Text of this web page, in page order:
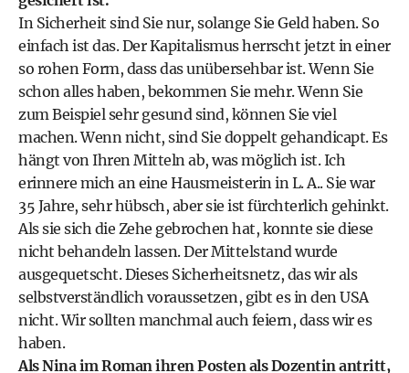
In Sicherheit sind Sie nur, solange Sie Geld haben. So
einfach ist das. Der Kapitalismus herrscht jetzt in einer
so rohen Form, dass das unübersehbar ist. Wenn Sie
schon alles haben, bekommen Sie mehr. Wenn Sie
zum Beispiel sehr gesund sind, können Sie viel
machen. Wenn nicht, sind Sie doppelt gehandicapt. Es
hängt von Ihren Mitteln ab, was möglich ist. Ich
erinnere mich an eine Hausmeisterin in L. A.. Sie war
35 Jahre, sehr hübsch, aber sie ist fürchterlich gehinkt.
Als sie sich die Zehe gebrochen hat, konnte sie diese
nicht behandeln lassen. Der Mittelstand wurde
ausgequetscht. Dieses Sicherheitsnetz, das wir als
selbstverständlich voraussetzen, gibt es in den USA
nicht. Wir sollten manchmal auch feiern, dass wir es
haben.
Als Nina im Roman ihren Posten als Dozentin antritt,